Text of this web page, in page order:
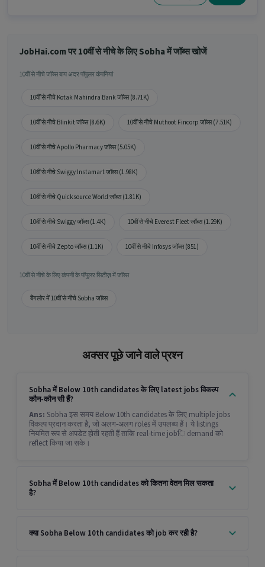
JobHai.com पर 10वीं से नीचे के लिए Sobha में जॉब्स खोजें
10वीं से नीचे जॉब्स बाय अदर पॉपुलर कंपनियां
10वीं से नीचे Kotak Mahindra Bank जॉब्स (8.71K)
10वीं से नीचे Blinkit जॉब्स (8.6K) 10वीं से नीचे Muthoot Fincorp जॉब्स (7.51K)
10वीं से नीचे Apollo Pharmacy जॉब्स (5.05K)
10वीं से नीचे Swiggy Instamart जॉब्स (1.98K)
10वीं से नीचे Quicksource World जॉब्स (1.81K)
10वीं से नीचे Swiggy जॉब्स (1.4K) 10वीं से नीचे Everest Fleet जॉब्स (1.29K)
10वीं से नीचे Zepto जॉब्स (1.1K) 10वीं से नीचे Infosys जॉब्स (851)
10वीं से नीचे के लिए कंपनी के पॉपुलर सिटीज़ में जॉब्स
बैंगलोर में 10वीं से नीचे Sobha जॉब्स
अक्सर पूछे जाने वाले प्रश्न
Sobha में Below 10th candidates के लिए latest jobs विकल्प
कौन-कौन सी हैं?
Ans: Sobha इस समय Below 10th candidates के लिए multiple jobs
विकल्प प्रदान करता है, जो अलग-अलग roles में उपलब्ध हैं। ये listings
नियमित रूप से अपडेट होती रहती हैं ताकि real-time jobि demand को
reflect किया जा सके।
Sobha में Below 10th candidates को कितना वेतन मिल सकता
है?
क्या Sobha Below 10th candidates को job कर रही है?